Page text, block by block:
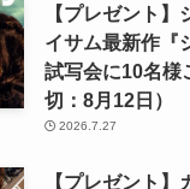
【プレゼント
イサム最新作『
試写会に10名
切：8月12日）
2026.7.27
【プレゼント